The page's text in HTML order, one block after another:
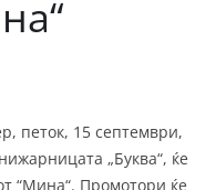
петок, 15 септември,
„Буква“, ќе
“Мина“. Промотори ќе